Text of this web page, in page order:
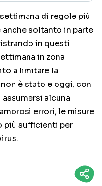
di regole più
anche soltanto in parte
in questi
in zona
a limitare la
è stato e oggi, con
alcuna
errori, le misure
più sufficienti per